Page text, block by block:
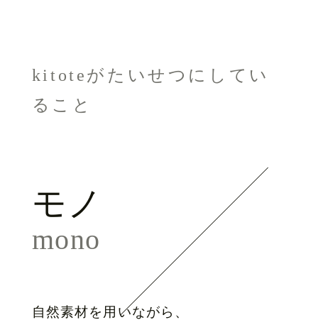
kitoteがたいせつにしてい
ること
モノ
mono
自然素材を用いながら、